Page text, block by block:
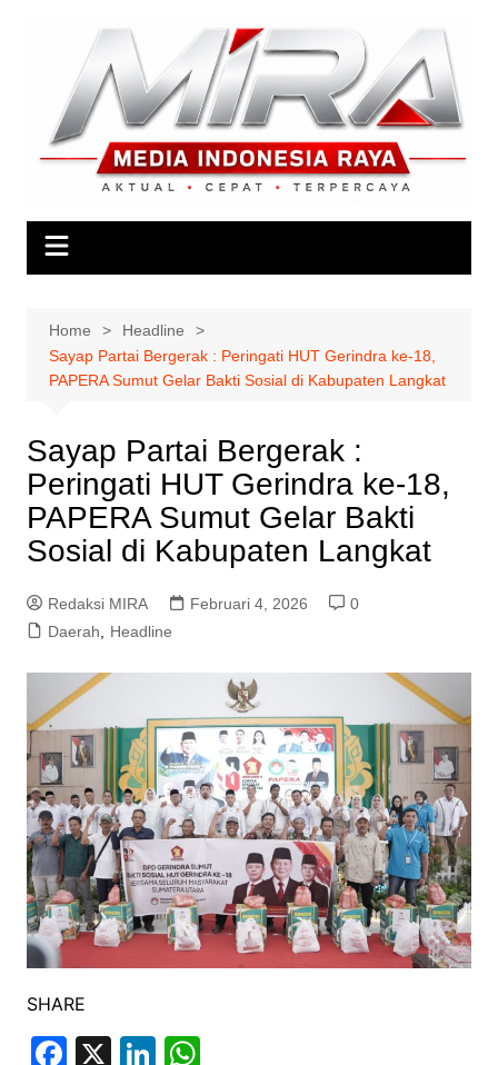
Home
Headline
Sayap Partai Bergerak : Peringati HUT Gerindra ke-18,
PAPERA Sumut Gelar Bakti Sosial di Kabupaten Langkat
Sayap Partai Bergerak :
Peringati HUT Gerindra ke-18,
PAPERA Sumut Gelar Bakti
Sosial di Kabupaten Langkat
Redaksi MIRA Februari 4, 2026
0
Daerah
Headline
SHARE
F X Li W